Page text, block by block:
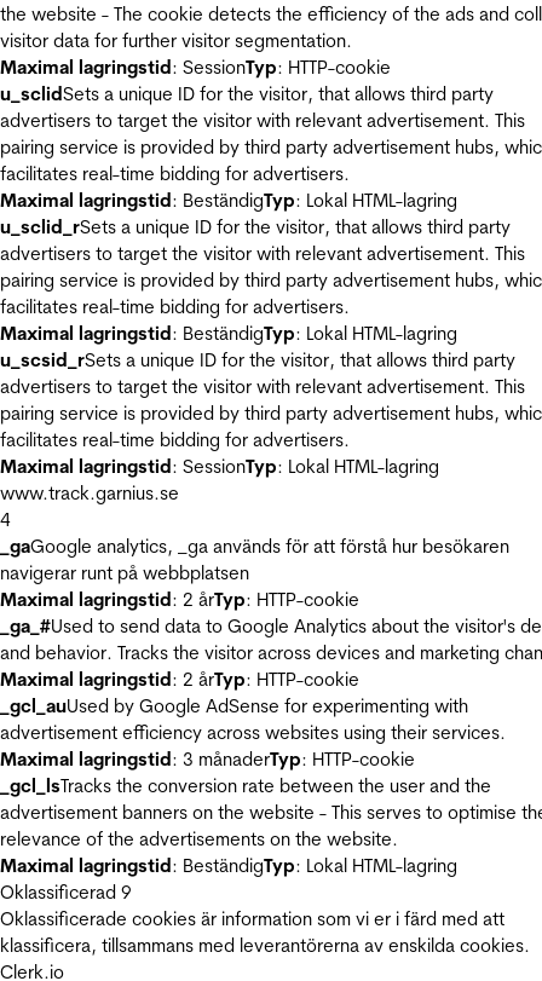
the website - The cookie detects the efficiency of the ads and
visitor data for further visitor segmentation.
Maximal lagringstid: SessionTyp: HTTP-cookie
u_sclidSets a unique ID for the visitor, that allows third party
advertisers to target the visitor with relevant advertisement. This
pairing service is provided by third party advertisement hubs,
facilitates real-time bidding for advertisers.
Maximal lagringstid: BeständigTyp: Lokal HTML-lagring
u_sclid_rSets a unique ID for the visitor, that allows third party
advertisers to target the visitor with relevant advertisement. This
pairing service is provided by third party advertisement hubs,
facilitates real-time bidding for advertisers.
Maximal lagringstid: BeständigTyp: Lokal HTML-lagring
u_scsid_rSets a unique ID for the visitor, that allows third party
advertisers to target the visitor with relevant advertisement. This
pairing service is provided by third party advertisement hubs,
facilitates real-time bidding for advertisers.
Maximal lagringstid: SessionTyp: Lokal HTML-lagring
www.track.garnius.se
4
_gaGoogle analytics, _ga används för att förstå hur besökaren
navigerar runt på webbplatsen
Maximal lagringstid: 2 årTyp: HTTP-cookie
_ga_#Used to send data to Google Analytics about the visitor's
and behavior. Tracks the visitor across devices and marketing
Maximal lagringstid: 2 årTyp: HTTP-cookie
_gcl_auUsed by Google AdSense for experimenting with
advertisement efficiency across websites using their services.
Maximal lagringstid: 3 månaderTyp: HTTP-cookie
_gcl_lsTracks the conversion rate between the user and the
advertisement banners on the website - This serves to optimise
relevance of the advertisements on the website.
Maximal lagringstid: BeständigTyp: Lokal HTML-lagring
Oklassificerad 9
Oklassificerade cookies är information som vi er i färd med att
klassificera, tillsammans med leverantörerna av enskilda cookies.
Clerk.io